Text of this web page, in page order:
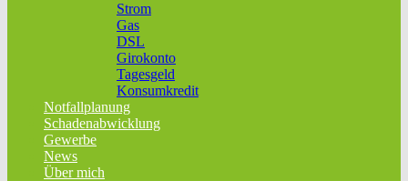
Strom
Gas
DSL
Girokonto
Tagesgeld
Konsumkredit
Notfallplanung
Schadenabwicklung
Gewerbe
News
Über mich